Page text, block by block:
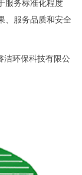
服务标准化程度
、服务品质和安全
洁环保科技有限公